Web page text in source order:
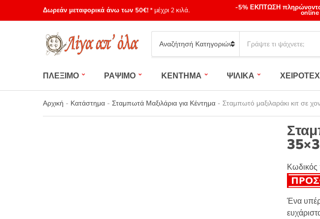
Δωρεάν μεταφορικά άνω των 50€!* μέχρι 2 κιλά. -5% ΕΚΠΤΩΣΗ
online
Category
name
a
c
h
p
ΠΛΕΞΙΜΟ ΡΑΨΙΜΟ ΚΕΝΤΗΜΑ ΨΙΛΙΚΑ
Αρχική - Κατάστημα - Σταμπωτά Μαξιλάρια για Κέντημα - Σταμπωτό μαξιλαράκι κιτ σε
Κωδικός
Ένα